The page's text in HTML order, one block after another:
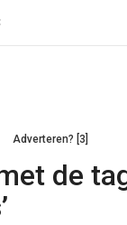
Adverteren? [3]
de